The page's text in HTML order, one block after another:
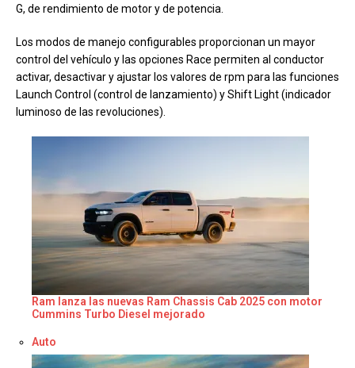
G, de rendimiento de motor y de potencia.
Los modos de manejo configurables proporcionan un mayor
control del vehículo y las opciones Race permiten al conductor
activar, desactivar y ajustar los valores de rpm para las funciones
Launch Control (control de lanzamiento) y Shift Light (indicador
luminoso de las revoluciones).
Ram lanza las nuevas Ram Chassis Cab 2025 con motor
Cummins Turbo Diesel mejorado
Respecto a
Auto